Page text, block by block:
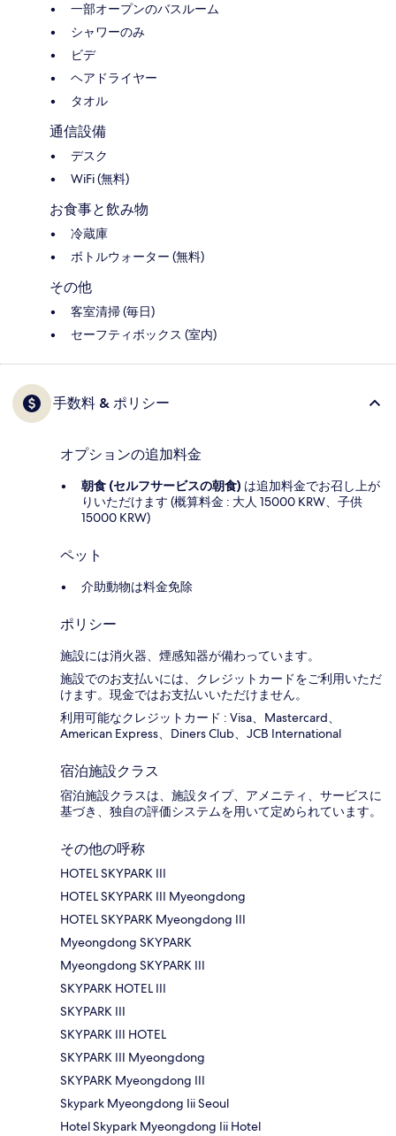
一部オープンのバスルーム
シャワーのみ
ビデ
ヘアドライヤー
タオル
通信設備
デスク
WiFi (無料)
お食事と飲み物
冷蔵庫
ボトルウォーター (無料)
その他
客室清掃 (毎日)
セーフティボックス (室内)
手数料 & ポリシー
オプションの追加料金
朝食 (セルフサービスの朝食) は追加料金でお召し上が
りいただけます (概算料金 : 大人 15000 KRW、子供
15000 KRW)
ペット
介助動物は料金免除
ポリシー
施設には消火器、煙感知器が備わっています。
施設でのお支払いには、クレジットカードをご利用いただ
けます。現金ではお支払いいただけません。
利用可能なクレジットカード : Visa、Mastercard、
American Express、Diners Club、JCB International
宿泊施設クラス
宿泊施設クラスは、施設タイプ、アメニティ、サービスに
基づき、独自の評価システムを用いて定められています。
その他の呼称
HOTEL SKYPARK III
HOTEL SKYPARK III Myeongdong
HOTEL SKYPARK Myeongdong III
Myeongdong SKYPARK
Myeongdong SKYPARK III
SKYPARK HOTEL III
SKYPARK III
SKYPARK III HOTEL
SKYPARK III Myeongdong
SKYPARK Myeongdong III
Skypark Myeongdong Iii Seoul
Hotel Skypark Myeongdong Iii Hotel